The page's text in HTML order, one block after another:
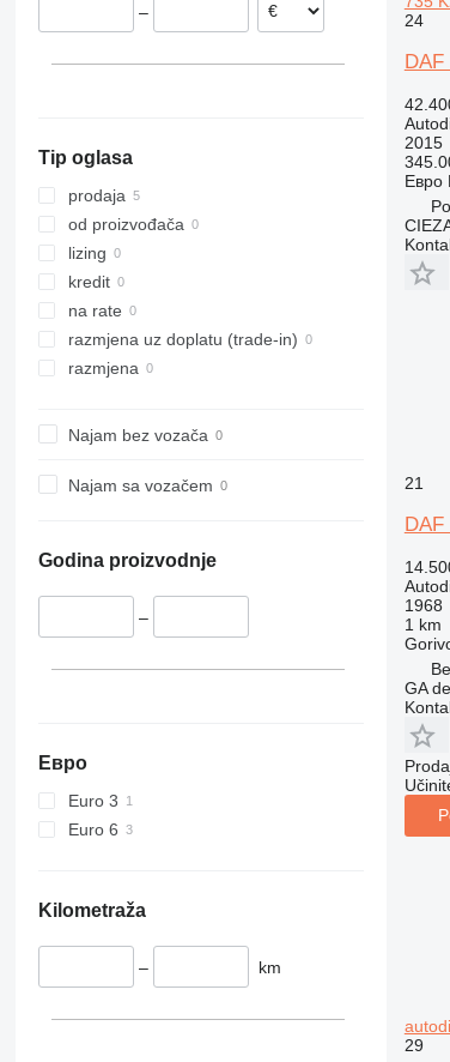
Belgija
–
Tip oglasa
prodaja
od proizvođača
lizing
kredit
na rate
razmjena uz doplatu (trade-in)
razmjena
Najam bez vozača
Najam sa vozačem
Godina proizvodnje
–
Евро
Euro 3
Euro 6
Kilometraža
– km
24
2015
Евро
21
DAF
1968
1 km
GA
29